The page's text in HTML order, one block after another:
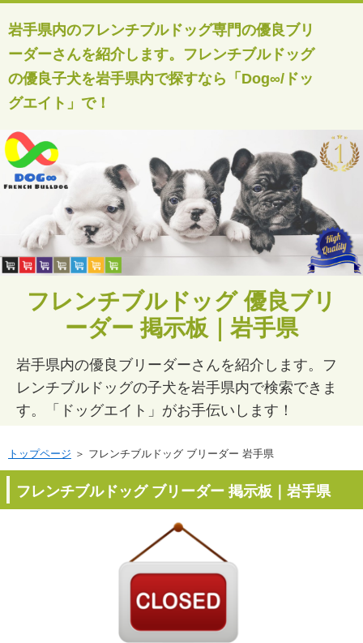
岩手県内のフレンチブルドッグ専門の優良ブリ
ーダーさんを紹介します。フレンチブルドッグ
の優良子犬を岩手県内で探すなら「Dog∞/ドッ
グエイト」で！
フレンチブルドッグ 優良ブリ
ーダー 掲示板｜岩手県
岩手県内の優良ブリーダーさんを紹介します。フ
レンチブルドッグの子犬を岩手県内で検索できま
す。「ドッグエイト」がお手伝いします！
トップページ ＞ フレンチブルドッグ ブリーダー 岩手県
フレンチブルドッグ ブリーダー 掲示板｜岩手県